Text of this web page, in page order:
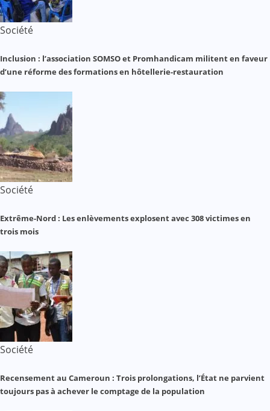
Société
Inclusion : l’association SOMSO et Promhandicam militent en faveur
d’une réforme des formations en hôtellerie-restauration
Société
Extrême-Nord : Les enlèvements explosent avec 308 victimes en
trois mois
Société
Recensement au Cameroun : Trois prolongations, l’État ne parvient
toujours pas à achever le comptage de la population